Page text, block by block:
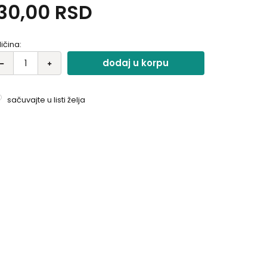
RSD
dodaj u korpu
sačuvajte u listi želja